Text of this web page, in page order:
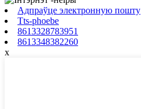
Адпраўце электронную пошту
Tts-phoebe
8613328783951
8613348382260
x